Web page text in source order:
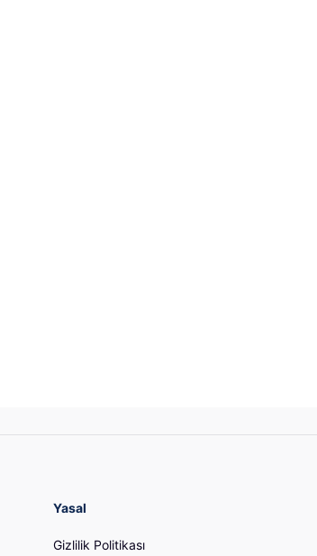
Yasal
Gizlilik Politikası